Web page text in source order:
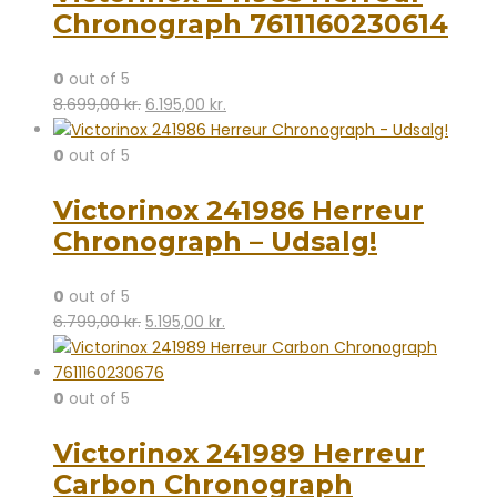
Chronograph 7611160230614
0 out of 5
8.699,00kr. Den
oprindelige
8.699,00 kr..
6.195,00 kr.
aktuelle
6.195,00 kr..
0 out of 5
Victorinox 241986 Herreur
Chronograph – Udsalg!
0 out of 5
6.799,00kr. Den
oprindelige
pris
5.195,00 kr.
aktuelle
0 out of 5
Victorinox 241989 Herreur
Carbon Chronograph